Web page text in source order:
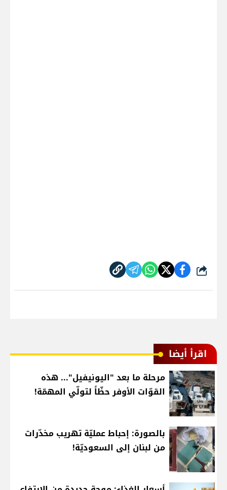
شارك
اقرأ أيضا
مرحلة ما بعد "اليونيفيل"... هذه
القوّات الأوفر حظّاً لتولّي المهمّة!
بالصورة: إحباط عمليّة تهريب مخدّرات
من لبنان إلى السعوديّة!